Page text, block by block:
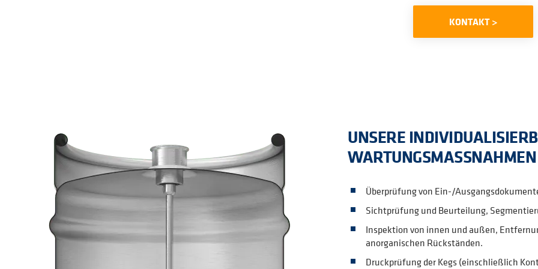
KONTAKT >
UNSERE
Überprüfung von Ein-/
Sichtprüfung und Beurteilung,
Inspektion von innen und außen,
anorganischen Rückständen.
Druckprüfung der Kegs (einschließlich